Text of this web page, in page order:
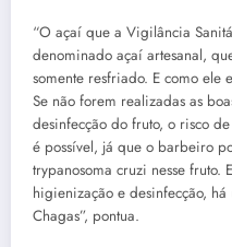
“O açaí que a Vigilância
denominado açaí artesanal,
somente resfriado. E como ele
Se não forem realizadas as
desinfecção do fruto, o risco
é possível, já que o barbeiro
trypanosoma cruzi nesse fruto.
higienização e desinfecção,
Chagas”, pontua.